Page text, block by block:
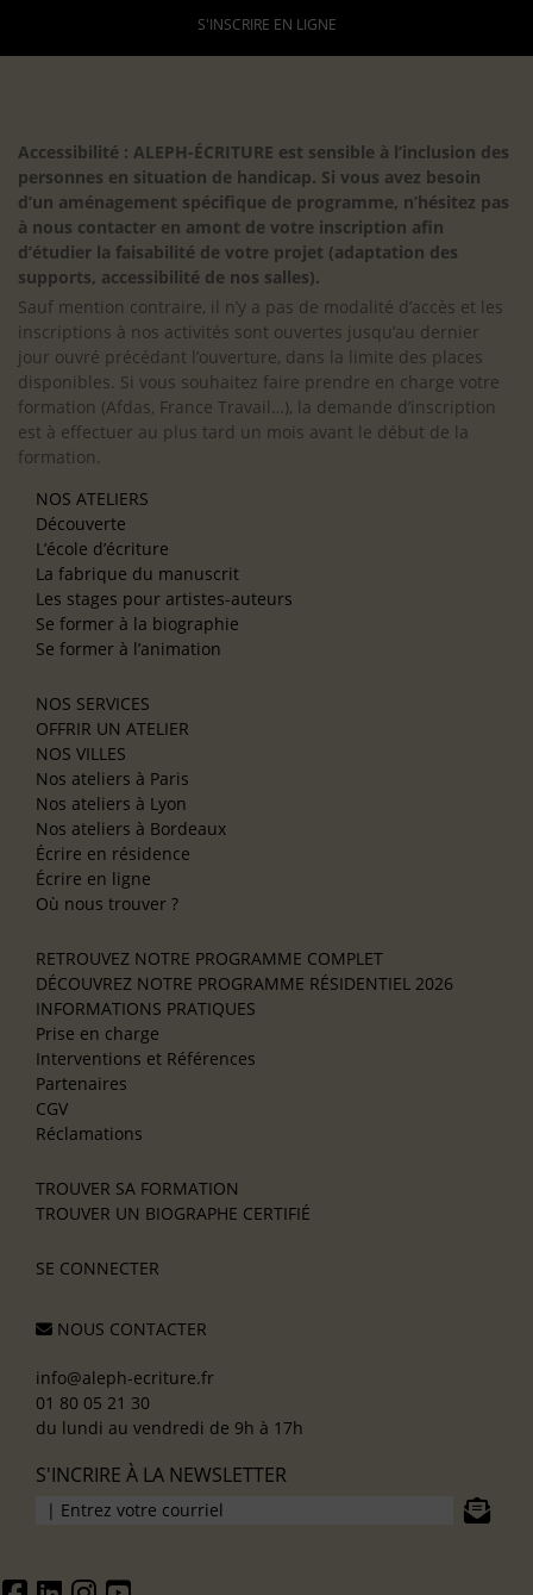
S'INSCRIRE EN LIGNE
Accessibilité : ALEPH-ÉCRITURE est sensible à l’inclusion des
personnes en situation de handicap. Si vous avez besoin
d’un aménagement spécifique de programme, n’hésitez pas
à nous contacter en amont de votre inscription afin
d’étudier la faisabilité de votre projet (adaptation des
supports, accessibilité de nos salles).
Sauf mention contraire, il n’y a pas de modalité d’accès et les
inscriptions à nos activités sont ouvertes jusqu’au dernier
jour ouvré précédant l’ouverture, dans la limite des places
disponibles. Si vous souhaitez faire prendre en charge votre
formation (Afdas, France Travail…), la demande d’inscription
est à effectuer au plus tard un mois avant le début de la
formation.
NOS ATELIERS
Découverte
L’école d’écriture
La fabrique du manuscrit
Les stages pour artistes-auteurs
Se former à la biographie
Se former à l’animation
NOS SERVICES
OFFRIR UN ATELIER
NOS VILLES
Nos ateliers à Paris
Nos ateliers à Lyon
Nos ateliers à Bordeaux
Écrire en résidence
Écrire en ligne
Où nous trouver ?
RETROUVEZ NOTRE PROGRAMME COMPLET
DÉCOUVREZ NOTRE PROGRAMME RÉSIDENTIEL 2026
INFORMATIONS PRATIQUES
Prise en charge
Interventions et Références
Partenaires
CGV
Réclamations
TROUVER SA FORMATION
TROUVER UN BIOGRAPHE CERTIFIÉ
SE CONNECTER
NOUS CONTACTER
info@aleph-ecriture.fr
01 80 05 21 30
du lundi au vendredi de 9h à 17h
S'INCRIRE À LA NEWSLETTER